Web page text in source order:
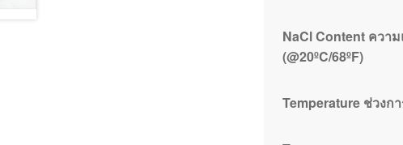
NaCl Content ควา
(@20ºC/68ºF)
Temperature ช่วงก